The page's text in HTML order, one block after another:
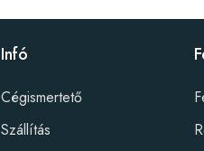
Infó
Cégismertető
Szállítás